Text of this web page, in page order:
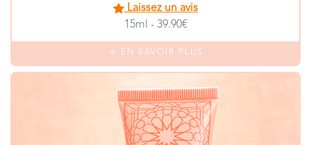
Laissez un avis
15ml - 39.90€
EN SAVOIR PLUS